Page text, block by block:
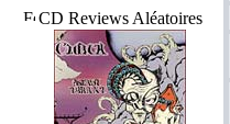
CD Reviews Aléatoires